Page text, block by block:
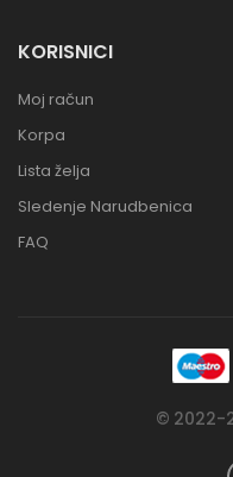
KORISNICI
Moj račun
Korpa
Lista želja
Sledenje Narudbenica
FAQ
© 2022-